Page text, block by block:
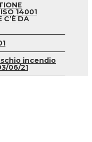
14001
DA
incendio
06/21